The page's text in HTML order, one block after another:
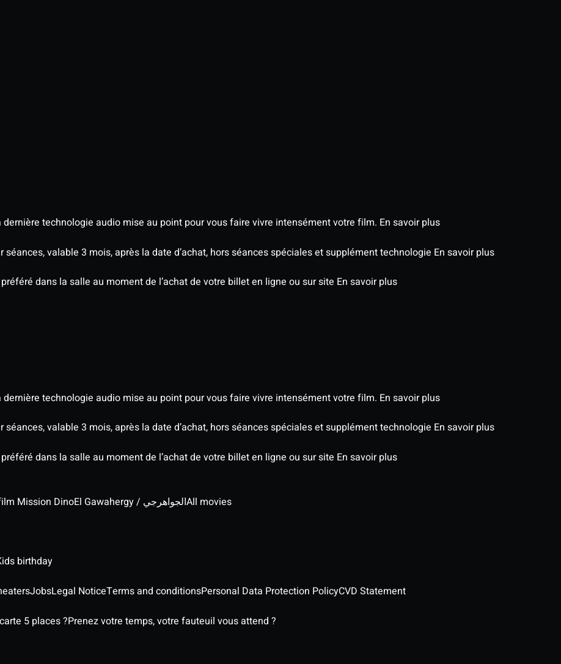
technologie audio mise au point pour vous faire vivre intensément votre film. En savoir plus
valable 3 mois, après la date d’achat, hors séances spéciales et supplément technologie En savoir plus
dans la salle au moment de l’achat de votre billet en ligne ou sur site En savoir plus
technologie audio mise au point pour vous faire vivre intensément votre film. En savoir plus
valable 3 mois, après la date d’achat, hors séances spéciales et supplément technologie En savoir plus
dans la salle au moment de l’achat de votre billet en ligne ou sur site En savoir plus
Mission Dino El Gawahergy / الجواهرجيAll movies
birthday
JobsLegal NoticeTerms and conditionsPersonal Data Protection PolicyCVD Statement
5 places ?Prenez votre temps, votre fauteuil vous attend ?